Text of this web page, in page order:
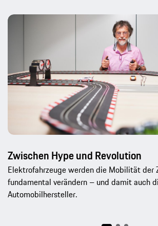
Zwischen Hype und Revolution
Elektrofahrzeuge werden die Mobilität der
fundamental verändern – und damit auch
Automobilhersteller.